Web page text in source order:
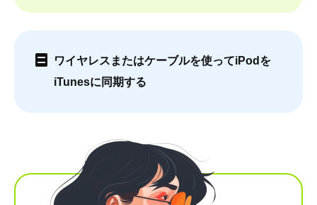
ワイヤレスまたはケーブルを使ってiPodを
iTunesに同期する